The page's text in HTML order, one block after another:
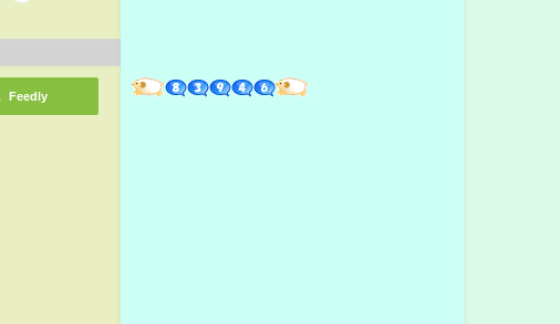
Feedly